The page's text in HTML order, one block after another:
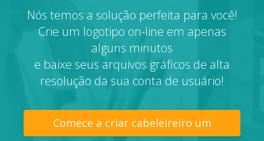
Produtos impressos
Sobre
Blog
INICIAR SESSÃO
Nós temos a solução perfeita para você!
Crie um logotipo on-line em apenas
alguns minutos
e baixe seus arquivos gráficos de alta
resolução da sua conta de usuário!
Comece a criar cabeleireiro um